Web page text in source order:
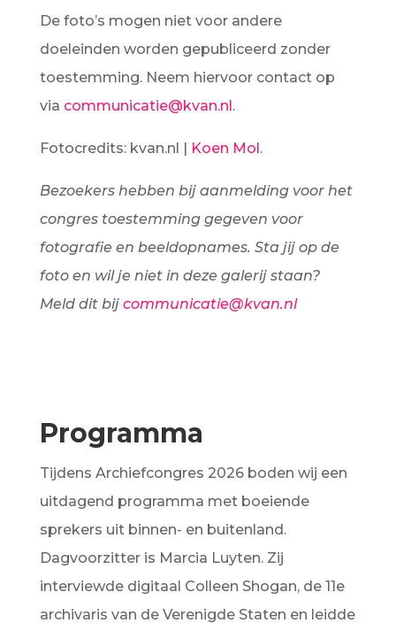
De foto’s mogen niet voor andere
doeleinden worden gepubliceerd zonder
toestemming. Neem hiervoor contact op
via communicatie@kvan.nl .
Fotocredits: kvan.nl | Koen Mol .
Bezoekers hebben bij aanmelding voor het
congres toestemming gegeven voor
fotografie en beeldopnames. Sta jij op de
foto en wil je niet in deze galerij staan?
Meld dit bij communicatie@kvan.nl
Programma
Tijdens Archiefcongres 2026 boden wij een
uitdagend programma met boeiende
sprekers uit binnen- en buitenland.
Dagvoorzitter is Marcia Luyten. Zij
interviewde digitaal Colleen Shogan, de 11e
archivaris van de Verenigde Staten en leidde